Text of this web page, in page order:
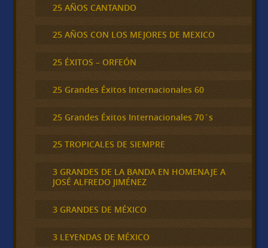
25 AÑOS CANTANDO
25 AÑOS CON LOS MEJORES DE MEXICO
25 ÉXITOS – ORFEÓN
25 Grandes Éxitos Internacionales 60
25 Grandes Éxitos Internacionales 70´s
25 TROPICALES DE SIEMPRE
3 GRANDES DE LA BANDA EN HOMENAJE A
JOSÉ ALFREDO JIMÉNEZ
3 GRANDES DE MÉXICO
3 LEYENDAS DE MÉXICO